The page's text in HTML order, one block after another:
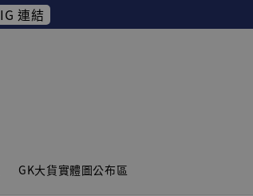
IG 連結
GK大貨實體圖公布區